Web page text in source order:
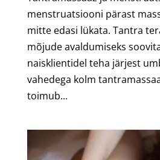
menstruatsiooni pärast
mitte edasi lükata. Tantra
mõjude avaldumiseks
naisklientidel teha järjest
vahedega kolm
toimub...